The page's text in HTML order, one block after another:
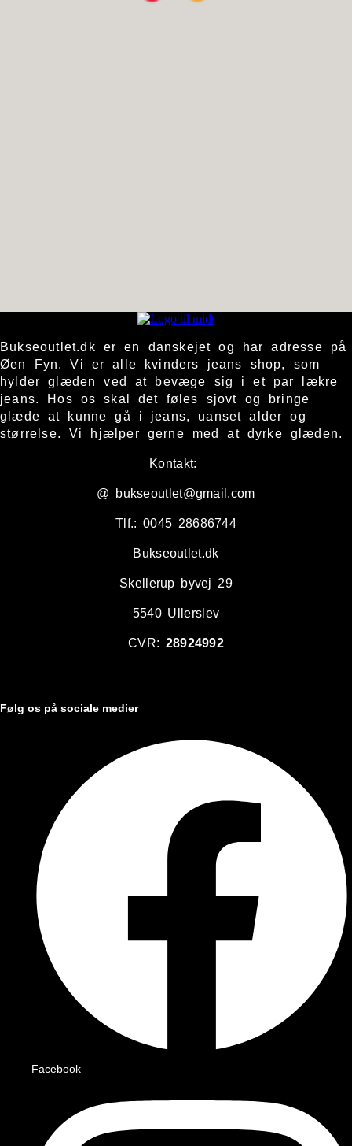
Bukseoutlet.dk er en danskejet og har adresse på
Øen Fyn. Vi er alle kvinders jeans shop, som
hylder glæden ved at bevæge sig i et par lækre
jeans. Hos os skal det føles sjovt og bringe
glæde at kunne gå i jeans, uanset alder og
størrelse. Vi hjælper gerne med at dyrke glæden.
Kontakt:
@ bukseoutlet@gmail.com
Tlf.: 0045 28686744
Bukseoutlet.dk
Skellerup byvej 29
5540 Ullerslev
CVR: 28924992
Følg os på sociale medier
Facebook